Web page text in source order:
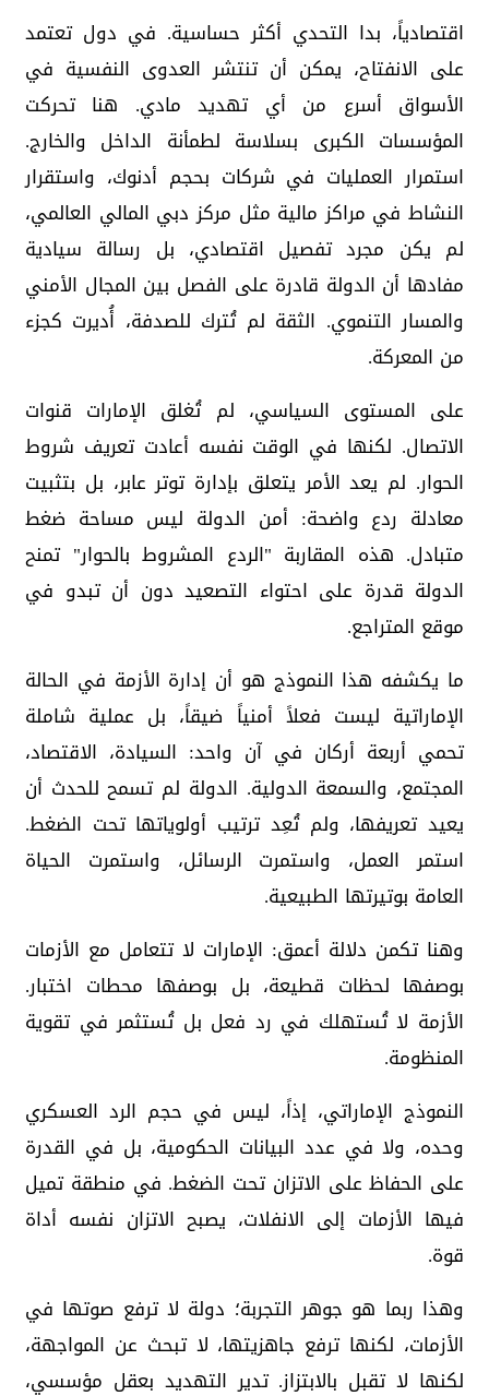
اقتصادياً، بدا التحدي أكثر حساسية. في دول تعتمد
على الانفتاح، يمكن أن تنتشر العدوى النفسية في
الأسواق أسرع من أي تهديد مادي. هنا تحركت
المؤسسات الكبرى بسلاسة لطمأنة الداخل والخارج.
استمرار العمليات في شركات بحجم أدنوك، واستقرار
النشاط في مراكز مالية مثل مركز دبي المالي العالمي،
لم يكن مجرد تفصيل اقتصادي، بل رسالة سيادية
مفادها أن الدولة قادرة على الفصل بين المجال الأمني
والمسار التنموي. الثقة لم تُترك للصدفة، أُديرت كجزء
من المعركة.
على المستوى السياسي، لم تُغلق الإمارات قنوات
الاتصال. لكنها في الوقت نفسه أعادت تعريف شروط
الحوار. لم يعد الأمر يتعلق بإدارة توتر عابر، بل بتثبيت
معادلة ردع واضحة: أمن الدولة ليس مساحة ضغط
متبادل. هذه المقاربة "الردع المشروط بالحوار" تمنح
الدولة قدرة على احتواء التصعيد دون أن تبدو في
موقع المتراجع.
ما يكشفه هذا النموذج هو أن إدارة الأزمة في الحالة
الإماراتية ليست فعلاً أمنياً ضيقاً، بل عملية شاملة
تحمي أربعة أركان في آن واحد: السيادة، الاقتصاد،
المجتمع، والسمعة الدولية. الدولة لم تسمح للحدث أن
يعيد تعريفها، ولم تُعِد ترتيب أولوياتها تحت الضغط.
استمر العمل، واستمرت الرسائل، واستمرت الحياة
العامة بوتيرتها الطبيعية.
وهنا تكمن دلالة أعمق: الإمارات لا تتعامل مع الأزمات
بوصفها لحظات قطيعة، بل بوصفها محطات اختبار.
الأزمة لا تُستهلك في رد فعل بل تُستثمر في تقوية
المنظومة.
النموذج الإماراتي، إذاً، ليس في حجم الرد العسكري
وحده، ولا في عدد البيانات الحكومية، بل في القدرة
على الحفاظ على الاتزان تحت الضغط. في منطقة تميل
فيها الأزمات إلى الانفلات، يصبح الاتزان نفسه أداة
قوة.
وهذا ربما هو جوهر التجربة؛ دولة لا ترفع صوتها في
الأزمات، لكنها ترفع جاهزيتها، لا تبحث عن المواجهة،
لكنها لا تقبل بالابتزاز. تدير التهديد بعقل مؤسسي،